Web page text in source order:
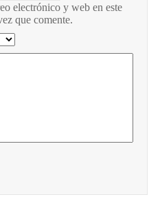
electrónico y web en este
que comente.